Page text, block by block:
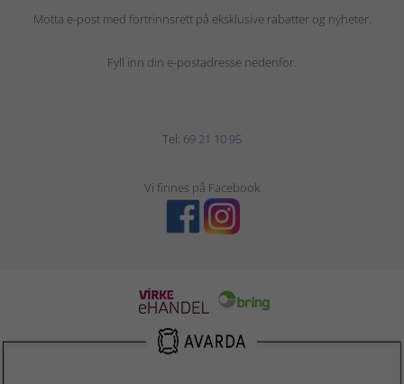
Motta e-post med fortrinnsrett på eksklusive rabatter og nyheter.
Fyll inn din e-postadresse nedenfor.
Tel: 69 21 10 95
Vi finnes på Facebook